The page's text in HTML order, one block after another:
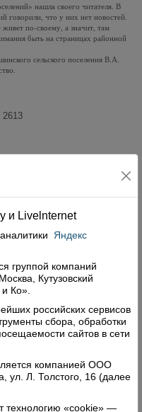
нашла своего читателя. В
говорили, что у них нет новостей.
по-своему, а значит, там
быть на страницах районной
сельского поселения В.А.
2613
и Livelnternet
Яндекс
группой компаний
Кутузовский
Ко».
российских сервисов
сбора, обработки
сайтов в сети
компанией ООО
ул. Л. Толстого, 16 (далее
технологию «cookie» —